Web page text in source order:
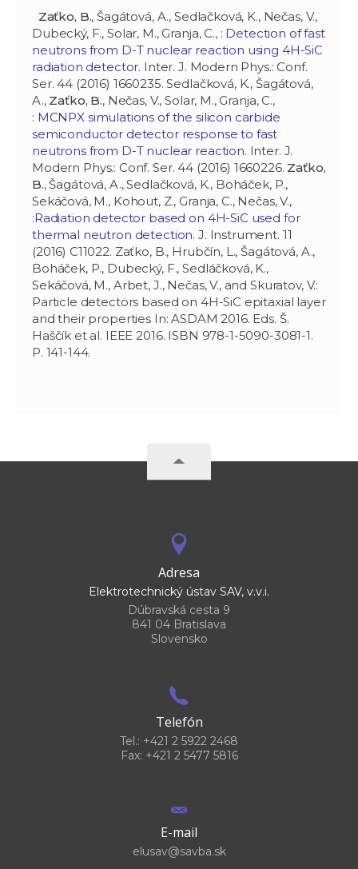
Zaťko, B., Šagátová, A., Sedlačková, K., Nečas, V.,
Dubecký, F., Solar, M., Granja, C., : Detection of fast
neutrons from D-T nuclear reaction using 4H-SiC
radiation detector. Inter. J. Modern Phys.: Conf.
Ser. 44 (2016) 1660235. Sedlačková, K., Šagátová,
A., Zaťko, B., Nečas, V., Solar, M., Granja, C.,
: MCNPX simulations of the silicon carbide
semiconductor detector response to fast
neutrons from D-T nuclear reaction. Inter. J.
Modern Phys.: Conf. Ser. 44 (2016) 1660226. Zaťko,
B., Šagátová, A., Sedlačková, K., Boháček, P.,
Sekáčová, M., Kohout, Z., Granja, C., Nečas, V.,
:Radiation detector based on 4H-SiC used for
thermal neutron detection. J. Instrument. 11
(2016) C11022. Zaťko, B., Hrubčín, L., Šagátová, A.,
Boháček, P., Dubecký, F., Sedláčková, K.,
Sekáčová, M., Arbet, J., Nečas, V., and Skuratov, V.:
Particle detectors based on 4H-SiC epitaxial layer
and their properties In: ASDAM 2016. Eds. Š.
Haščík et al. IEEE 2016. ISBN 978-1-5090-3081-1.
P. 141-144.
Adresa
Elektrotechnický ústav SAV, v.v.i.
Dúbravská cesta 9
841 04 Bratislava
Slovensko
Telefón
Tel.: +421 2 5922 2468
Fax: +421 2 5477 5816
E-mail
elusav@savba.sk